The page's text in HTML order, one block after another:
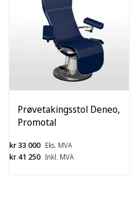
Prøvetakingsstol Deneo,
Promotal
kr 33 000 Eks. MVA
kr 41 250 Inkl. MVA